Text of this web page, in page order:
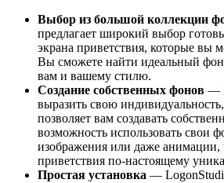
Выбор из большой коллекции
предлагает широкий выбор
экрана приветствия, которые вы
Вы сможете найти идеальный
вам и вашему стилю.
Создание собственных фонов —
выразить свою
позволяет вам создавать
возможность использовать свои
изображения или даже анимации,
приветствия по-настоящему
Простая установка —